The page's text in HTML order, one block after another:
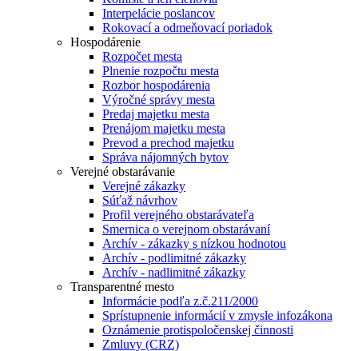
Interpelácie poslancov
Rokovací a odmeňovací poriadok
Hospodárenie
Rozpočet mesta
Plnenie rozpočtu mesta
Rozbor hospodárenia
Výročné správy mesta
Predaj majetku mesta
Prenájom majetku mesta
Prevod a prechod majetku
Správa nájomných bytov
Verejné obstarávanie
Verejné zákazky
Súťaž návrhov
Profil verejného obstarávateľa
Smernica o verejnom obstarávaní
Archív - zákazky s nízkou hodnotou
Archív - podlimitné zákazky
Archív - nadlimitné zákazky
Transparentné mesto
Informácie podľa z.č.211/2000
Sprístupnenie informácií v zmysle infozákona
Oznámenie protispoločenskej činnosti
Zmluvy (CRZ)